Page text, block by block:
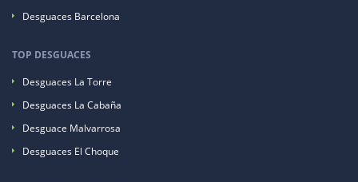
Desguaces Barcelona
TOP DESGUACES
Desguaces La Torre
Desguaces La Cabaña
Desguace Malvarrosa
Desguaces El Choque